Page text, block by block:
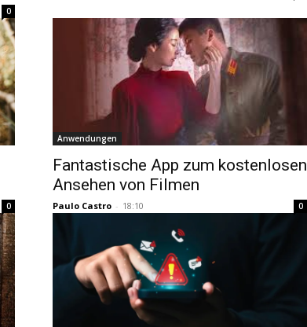
0
0
Anwendungen
Fantastische App zum kostenlosen
Ansehen von Filmen
Paulo Castro - 18:10 0